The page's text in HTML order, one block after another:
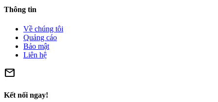
Thông tin
Về chúng tôi
Quảng cáo
Bảo mật
Liên hệ
mail
Kết nối ngay!